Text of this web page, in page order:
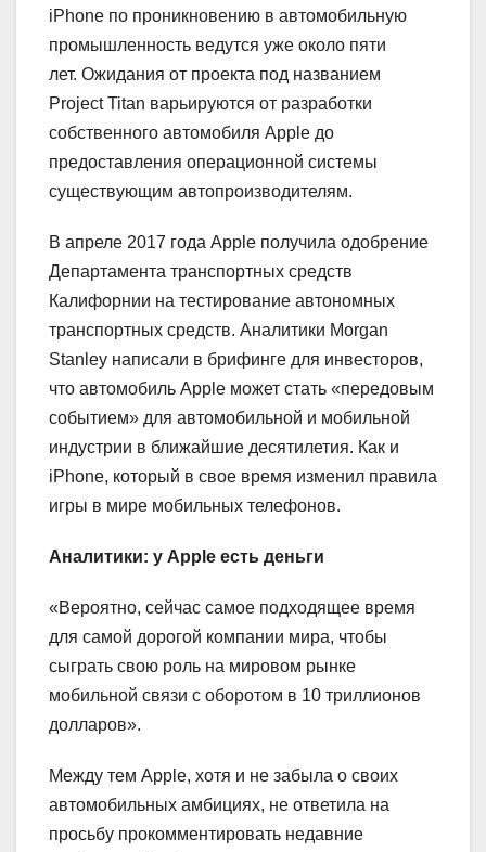
iPhone по проникновению в автомобильную
промышленность ведутся уже около пяти
лет. Ожидания от проекта под названием
Project Titan варьируются от разработки
собственного автомобиля Apple до
предоставления операционной системы
существующим автопроизводителям.
В апреле 2017 года Apple получила одобрение
Департамента транспортных средств
Калифорнии на тестирование автономных
транспортных средств. Аналитики Morgan
Stanley написали в брифинге для инвесторов,
что автомобиль Apple может стать «передовым
событием» для автомобильной и мобильной
индустрии в ближайшие десятилетия. Как и
iPhone, который в свое время изменил правила
игры в мире мобильных телефонов.
Аналитики: у Apple есть деньги
«Вероятно, сейчас самое подходящее время
для самой дорогой компании мира, чтобы
сыграть свою роль на мировом рынке
мобильной связи с оборотом в 10 триллионов
долларов».
Между тем Apple, хотя и не забыла о своих
автомобильных амбициях, не ответила на
просьбу прокомментировать недавние